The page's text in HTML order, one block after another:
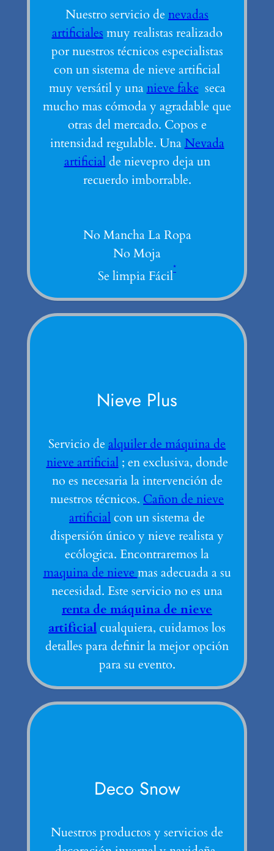
Nuestro servicio de nevadas
artificiales muy realistas realizado
por nuestros técnicos especialistas
con un sistema de nieve artificial
muy versátil y una nieve fake seca
mucho mas cómoda y agradable que
otras del mercado. Copos e
intensidad regulable. Una Nevada
artificialde nievepro deja un
recuerdo imborrable.
No Mancha La Ropa
No Moja
Se limpia Fácil*
Nieve Plus
Servicio de alquiler de máquina de
nieve artificial; en exclusiva, donde
no es necesaria la intervención de
nuestros técnicos. Cañon de nieve
artificialcon un sistema de
dispersión único y nieve realista y
ecólogica. Encontraremos la
maquina de nieve mas adecuada a su
necesidad. Este servicio no es una
renta de máquina de nieve
artificialcualquiera, cuidamos los
detalles para definir la mejor opción
para su evento.
Deco Snow
Nuestros productos y servicios de